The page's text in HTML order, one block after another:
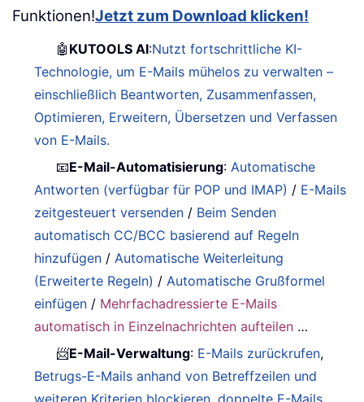
Funktionen!Jetzt zum Download klicken!
🤖 KUTOOLS AI:Nutzt fortschrittliche KI-
Technologie, um E-Mails mühelos zu verwalten –
einschließlich Beantworten, Zusammenfassen,
Optimieren, Erweitern, Übersetzen und Verfassen
von E-Mails.
📧E-Mail-Automatisierung:Automatische
Antworten (verfügbar für POP und IMAP) / E-Mails
zeitgesteuert versenden / Beim Senden
automatisch CC/BCC basierend auf Regeln
hinzufügen /Automatische Weiterleitung
(Erweiterte Regeln) /Automatische Grußformel
einfügen / Mehrfachadressierte E-Mails
automatisch in Einzelnachrichten aufteilen …
📨E-Mail-Verwaltung: E-Mails zurückrufen,
Betrugs-E-Mails anhand von Betreffzeilen und